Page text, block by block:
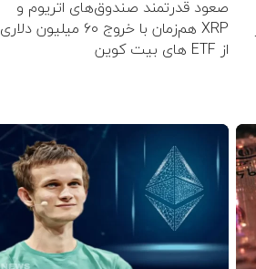
صعود قدرتمند صندوق‌های اتریوم و
XRP هم‌زمان با خروج ۶۰ میلیون دلاری
از ETF‌ های بیت کوین